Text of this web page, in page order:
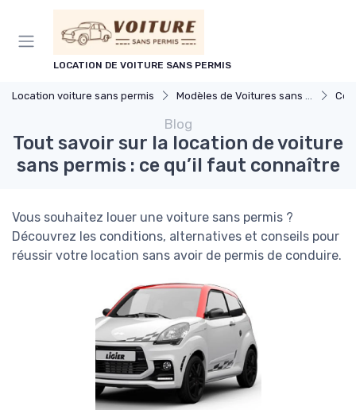
LOCATION DE VOITURE SANS PERMIS
Location voiture sans permis Modèles de Voitures sans Permis
Blog
Tout savoir sur la location de voiture
sans permis : ce qu’il faut connaître
Vous souhaitez louer une voiture sans permis ?
Découvrez les conditions, alternatives et conseils pour
réussir votre location sans avoir de permis de conduire.